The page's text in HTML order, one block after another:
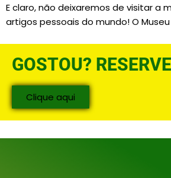
E claro, não deixaremos de visitar a
artigos pessoais do mundo! O
GOSTOU?
Clique aqui